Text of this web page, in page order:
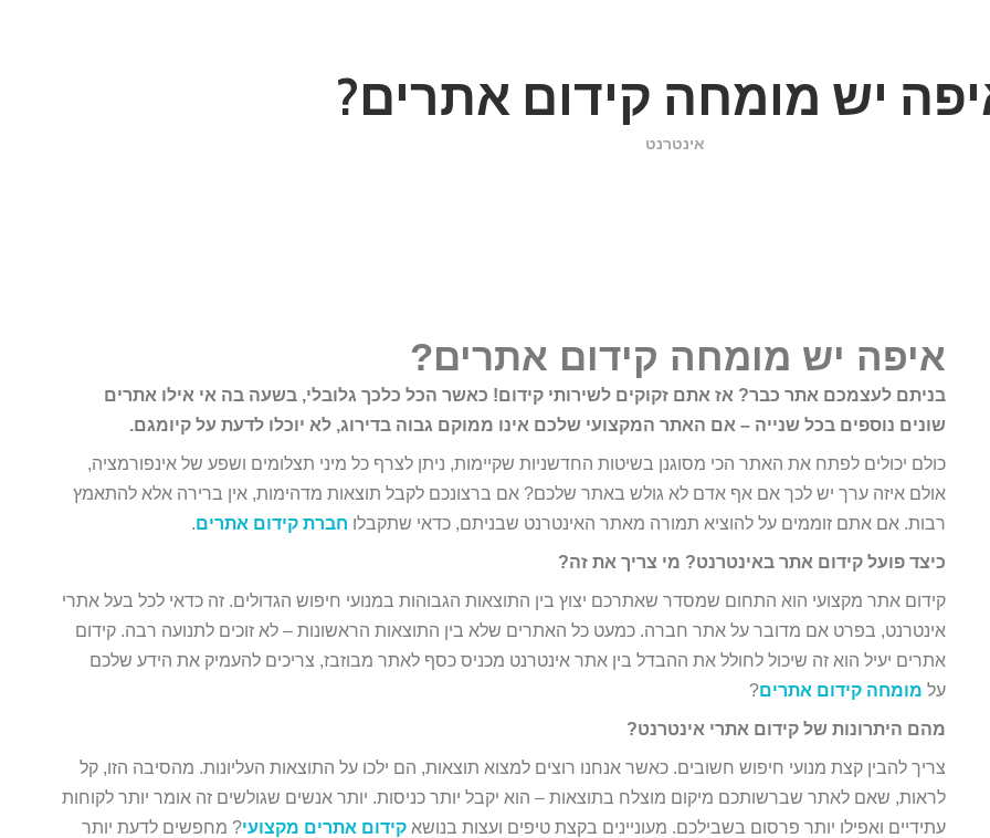
יש מומחה קידום אתרים?
אינטרנט
איפה יש מומחה קידום אתרים?
בניתם לעצמכם אתר כבר? אז אתם זקוקים לשירותי קידום! כאשר הכל כלכך גלובלי, בשעה בה אי אילו אתרים
שונים נוספים בכל שנייה – אם האתר המקצועי שלכם אינו ממוקם גבוה בדירוג, לא יוכלו לדעת על קיומגם.
כולם יכולים לפתח את האתר הכי מסוגנן בשיטות החדשניות שקיימות, ניתן לצרף כל מיני תצלומים ושפע של אינפורמציה,
אולם איזה ערך יש לכך אם אף אדם לא גולש באתר שלכם? אם ברצונכם לקבל תוצאות מדהימות, אין ברירה אלא להתאמץ
רבות. אם אתם זוממים על להוציא תמורה מאתר האינטרנט שבניתם, כדאי שתקבלו חברת קידום אתרים.
כיצד פועל קידום אתר באינטרנט? מי צריך את זה?
קידום אתר מקצועי הוא התחום שמסדר שאתרכם יצוץ בין התוצאות הגבוהות במנועי חיפוש הגדולים. זה כדאי לכל בעל אתרי
אינטרנט, בפרט אם מדובר על אתר חברה. כמעט כל האתרים שלא בין התוצאות הראשונות – לא זוכים לתנועה רבה. קידום
אתרים יעיל הוא זה שיכול לחולל את ההבדל בין אתר אינטרנט מכניס כסף לאתר מבוזבז, צריכים להעמיק את הידע שלכם
על מומחה קידום אתרים?
מהם היתרונות של קידום אתרי אינטרנט?
צריך להבין קצת מנועי חיפוש חשובים. כאשר אנחנו רוצים למצוא תוצאות, הם ילכו על התוצאות העליונות. מהסיבה הזו, קל
לראות, שאם לאתר שברשותכם מיקום מוצלח בתוצאות – הוא יקבל יותר כניסות. יותר אנשים שגולשים זה אומר יותר לקוחות
עתידיים ואפילו יותר פרסום בשבילכם. מעוניינים בקצת טיפים ועצות בנושאקידום אתרים מקצועי? מחפשים לדעת יותר